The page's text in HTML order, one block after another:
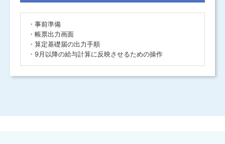
事前準備
帳票出力画面
算定基礎届の出力手順
9月以降の給与計算に反映させるための操作